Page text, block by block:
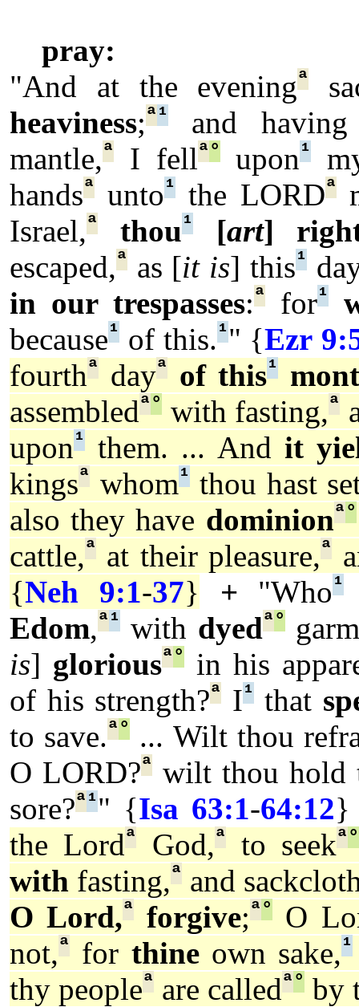
pray:
"And at the eveningª
heaviness;ª¹
and
mantle,ª I fellª°upon¹
handsª unto¹ the LORDª
Israel,ª thou¹ [art]
escaped,ª as [it is] this¹
in our trespasses:ª for¹
because¹ of this.¹" {Ezr
fourthª dayª of this¹
assembledª° with fasting,ª
upon¹ them. ... And it
kingsª whom¹thou hast
also they have dominionª°
cattle,ª at their pleasure,ª
{Neh 9:1-37} + "Who¹
Edom,ª¹ with dyedª°
is] gloriousª°
in his
of his strength?ª I¹that
to save.ª°
... Wilt thou
O LORD?ªwilt thou hold
sore?ª¹" {Isa 63:1-64:12}
the Lordª God,ª to seekª°
with fasting,ª and
O Lord,ª forgive;ª°
O
not,ª for thineown sake,¹
thy peopleª are calledª° by